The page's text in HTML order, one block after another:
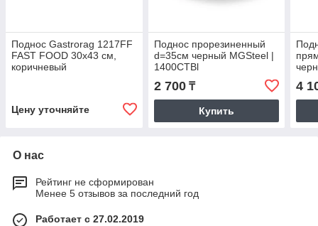
Поднос Gastrorag 1217FF
FAST FOOD 30х43 см,
коричневый
Цену уточняйте
Поднос прорезиненный
d=35см черный MGSteel |
1400CTBl
2 700₸
Купить
4
О нас
Рейтинг не сформирован
Менее 5 отзывов за последний год
Работает с 27.02.2019